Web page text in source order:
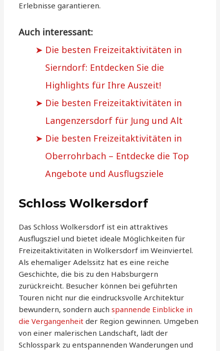
Erlebnisse garantieren.
Auch interessant:
Die besten Freizeitaktivitäten in
Sierndorf: Entdecken Sie die
Highlights für Ihre Auszeit!
Die besten Freizeitaktivitäten in
Langenzersdorf für Jung und Alt
Die besten Freizeitaktivitäten in
Oberrohrbach – Entdecke die Top
Angebote und Ausflugsziele
Schloss Wolkersdorf
Das Schloss Wolkersdorf ist ein attraktives
Ausflugsziel und bietet ideale Möglichkeiten für
Freizeitaktivitäten in Wolkersdorf im Weinviertel.
Als ehemaliger Adelssitz hat es eine reiche
Geschichte, die bis zu den Habsburgern
zurückreicht. Besucher können bei geführten
Touren nicht nur die eindrucksvolle Architektur
bewundern, sondern auchspannende Einblicke in
die Vergangenheit der Region gewinnen. Umgeben
von einer malerischen Landschaft, lädt der
Schlosspark zu entspannenden Wanderungen und